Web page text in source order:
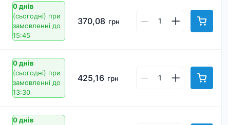
0 днів
(сьогодні) при
замовленні до
15:45
370,08 грн
0 днів
(сьогодні) при
замовленні до
13:30
425,16 грн
0 днів